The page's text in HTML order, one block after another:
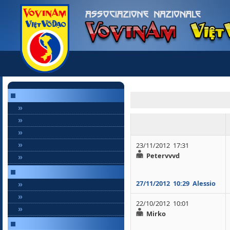
»
»
»
»
»
»
»
»
23/11/2012 17:31
Petervvvd
27/11/2012 10:29 Alessio
22/10/2012 10:01
Mirko